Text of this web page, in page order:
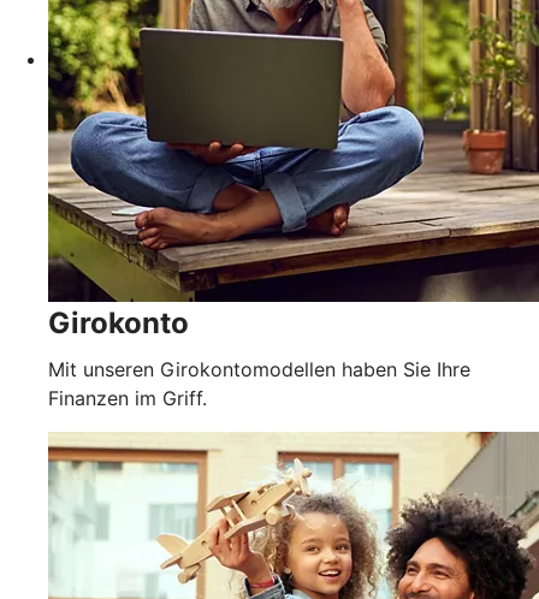
Girokonto
Mit unseren Girokontomodellen haben Sie Ihre
Finanzen im Griff.